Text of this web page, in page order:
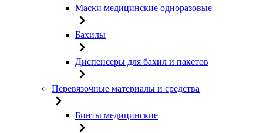
Маски медицинские одноразовые
Бахилы
Диспенсеры для бахил и пакетов
Перевязочные материалы и средства
Бинты медицинские